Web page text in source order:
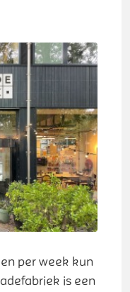
per week kun
is een